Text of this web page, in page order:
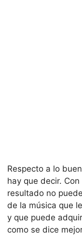
Respecto a lo
hay que decir.
resultado no
de la música que
y que puede
como se dice